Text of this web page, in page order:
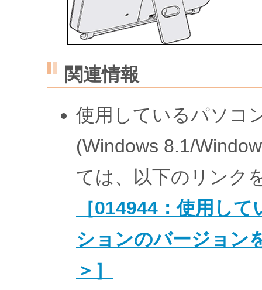
関連情報
使用しているパソコ
(Windows 8.1/
ては、以下のリンク
［014944：使用し
ションのバージョン
＞］